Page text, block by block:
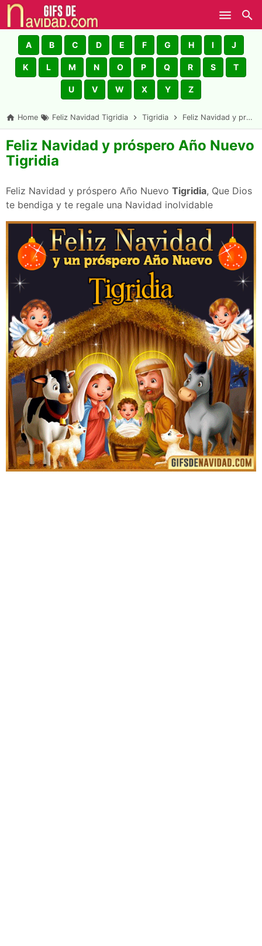
Skip to main content
A B C D E F G H I J
K L M N O P Q R S T
U V W X Y Z
Home Feliz Navidad Tigridia Tigridia Feliz Navidad y próspero Año Nuevo Tigridia
Feliz Navidad y próspero Año Nuevo
Tigridia
Feliz Navidad y próspero Año Nuevo Tigridia, Que Dios
te bendiga y te regale una Navidad inolvidable